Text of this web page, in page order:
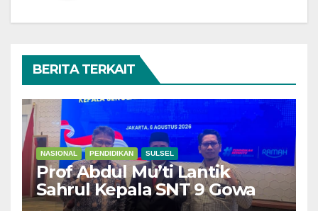
BERITA TERKAIT
NASIONAL PENDIDIKAN SULSEL
Prof Abdul Mu’ti Lantik
Sahrul Kepala SNT 9 Gowa